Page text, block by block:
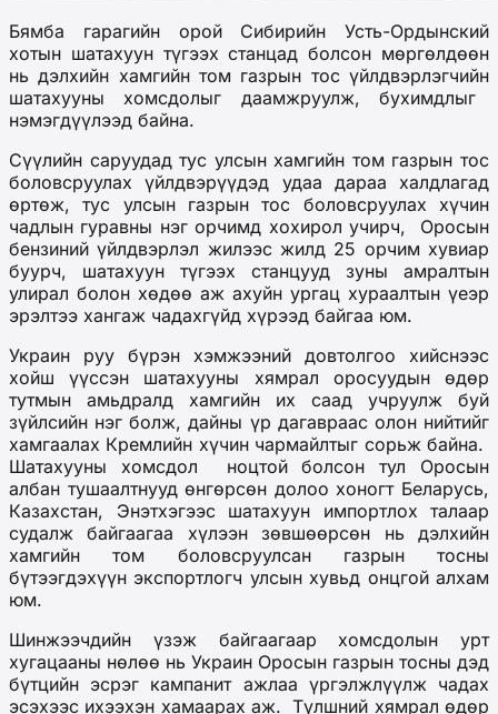
Бямба гарагийн орой Сибирийн Усть-Ордынский
хотын шатахуун түгээх станцад болсон мөргөлдөөн
нь дэлхийн хамгийн том газрын тос үйлдвэрлэгчийн
шатахууны хомсдолыг даамжруулж, бухимдлыг
нэмэгдүүлээд байна.
Сүүлийн саруудад тус улсын хамгийн том газрын тос
боловсруулах үйлдвэрүүдэд удаа дараа халдлагад
өртөж, тус улсын газрын тос боловсруулах хүчин
чадлын гуравны нэг орчимд хохирол учирч,
Оросын
бензиний үйлдвэрлэл жилээс жилд 25 орчим хувиар
буурч, шатахуун түгээх станцууд зуны амралтын
улирал болон хөдөө аж ахуйн ургац хураалтын үеэр
эрэлтээ хангаж чадахгүйд хүрээд байгаа юм.
Украин руу бүрэн хэмжээний довтолгоо хийснээс
хойшүүссэн шатахууны хямрал оросуудын өдөр
тутмын амьдралд хамгийн их саад учруулж буй
зүйлсийн нэг болж, дайны үр дагавраас олон нийтийг
хамгаалах Кремлийн хүчин чармайлтыг сорьж байна.
Шатахууны хомсдол
ноцтой болсон тул Оросын
албан тушаалтнууд өнгөрсөн долоо хоногт Беларусь,
Казахстан, Энэтхэгээс шатахуун импортлох талаар
судалж байгаагаа хүлээн зөвшөөрсөн нь дэлхийн
хамгийн том боловсруулсан газрын тосны
бүтээгдэхүүн экспортлогч улсын хувьд онцгой алхам
юм.
Шинжээчдийн үзэж байгаагаар хомсдолын урт
хугацааны нөлөө нь Украин Оросын газрын тосны дэд
бүтцийн эсрэг кампанит ажлаа үргэлжлүүлж чадах
эсэхээс ихээхэн хамаарах аж. Түлшний хямрал өдөр